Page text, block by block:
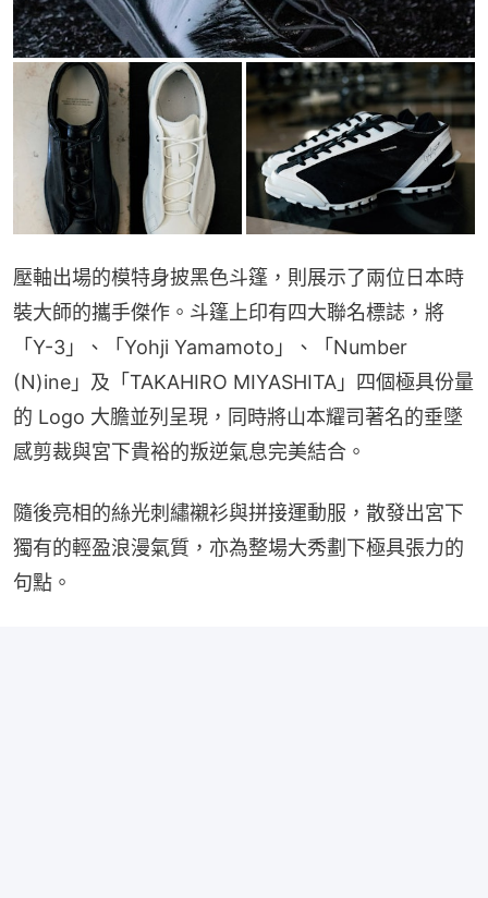
壓軸出場的模特身披黑色斗篷，則展示了兩位日本時
裝大師的攜手傑作。斗篷上印有四大聯名標誌，將
「Y-3」、「Yohji Yamamoto」、「Number
(N)ine」及「TAKAHIRO MIYASHITA」四個極具份量
的 Logo 大膽並列呈現，同時將山本耀司著名的垂墜
感剪裁與宮下貴裕的叛逆氣息完美結合。
隨後亮相的絲光刺繡襯衫與拼接運動服，散發出宮下
獨有的輕盈浪漫氣質，亦為整場大秀劃下極具張力的
句點。